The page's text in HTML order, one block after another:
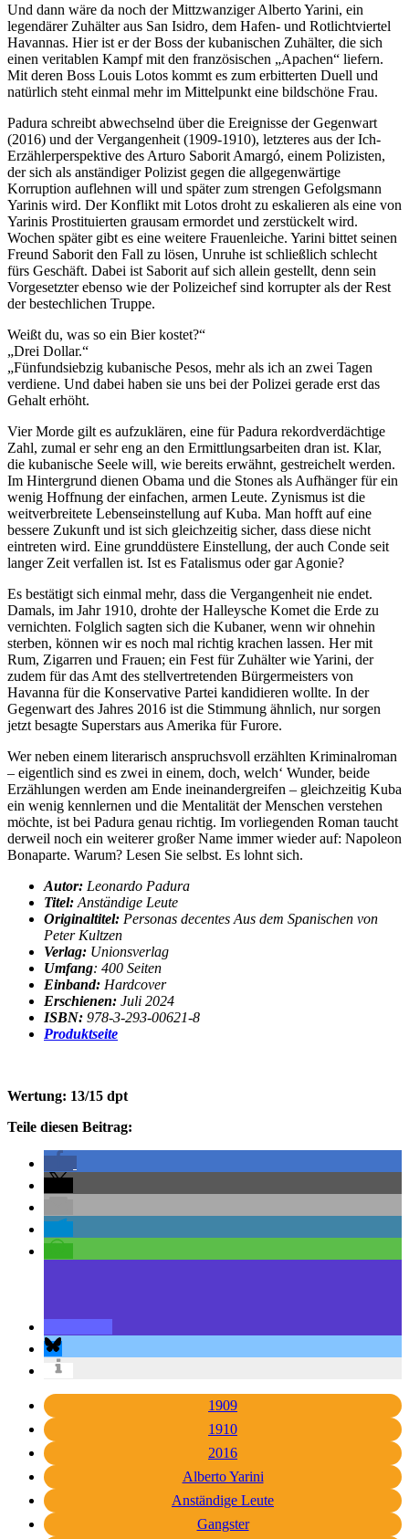
Und dann wäre da noch der Mittzwanziger Alberto Yarini, ein
legendärer Zuhälter aus San Isidro, dem Hafen- und Rotlichtviertel
Havannas. Hier ist er der Boss der kubanischen Zuhälter, die sich
einen veritablen Kampf mit den französischen „Apachen“ liefern.
Mit deren Boss Louis Lotos kommt es zum erbitterten Duell und
natürlich steht einmal mehr im Mittelpunkt eine bildschöne Frau.
Padura schreibt abwechselnd über die Ereignisse der Gegenwart
(2016) und der Vergangenheit (1909-1910), letzteres aus der Ich-
Erzählerperspektive des Arturo Saborit Amargó, einem Polizisten,
der sich als anständiger Polizist gegen die allgegenwärtige
Korruption auflehnen will und später zum strengen Gefolgsmann
Yarinis wird. Der Konflikt mit Lotos droht zu eskalieren als eine von
Yarinis Prostituierten grausam ermordet und zerstückelt wird.
Wochen später gibt es eine weitere Frauenleiche. Yarini bittet seinen
Freund Saborit den Fall zu lösen, Unruhe ist schließlich schlecht
fürs Geschäft. Dabei ist Saborit auf sich allein gestellt, denn sein
Vorgesetzter ebenso wie der Polizeichef sind korrupter als der Rest
der bestechlichen Truppe.
Weißt du, was so ein Bier kostet?“
„Drei Dollar.“
„Fünfundsiebzig kubanische Pesos, mehr als ich an zwei Tagen
verdiene. Und dabei haben sie uns bei der Polizei gerade erst das
Gehalt erhöht.
Vier Morde gilt es aufzuklären, eine für Padura rekordverdächtige
Zahl, zumal er sehr eng an den Ermittlungsarbeiten dran ist. Klar,
die kubanische Seele will, wie bereits erwähnt, gestreichelt werden.
Im Hintergrund dienen Obama und die Stones als Aufhänger für ein
wenig Hoffnung der einfachen, armen Leute. Zynismus ist die
weitverbreitete Lebenseinstellung auf Kuba. Man hofft auf eine
bessere Zukunft und ist sich gleichzeitig sicher, dass diese nicht
eintreten wird. Eine grunddüstere Einstellung, der auch Conde seit
langer Zeit verfallen ist. Ist es Fatalismus oder gar Agonie?
Es bestätigt sich einmal mehr, dass die Vergangenheit nie endet.
Damals, im Jahr 1910, drohte der Halleysche Komet die Erde zu
vernichten. Folglich sagten sich die Kubaner, wenn wir ohnehin
sterben, können wir es noch mal richtig krachen lassen. Her mit
Rum, Zigarren und Frauen; ein Fest für Zuhälter wie Yarini, der
zudem für das Amt des stellvertretenden Bürgermeisters von
Havanna für die Konservative Partei kandidieren wollte. In der
Gegenwart des Jahres 2016 ist die Stimmung ähnlich, nur sorgen
jetzt besagte Superstars aus Amerika für Furore.
Wer neben einem literarisch anspruchsvoll erzählten Kriminalroman
– eigentlich sind es zwei in einem, doch, welch‘ Wunder, beide
Erzählungen werden am Ende ineinandergreifen – gleichzeitig Kuba
ein wenig kennlernen und die Mentalität der Menschen verstehen
möchte, ist bei Padura genau richtig. Im vorliegenden Roman taucht
derweil noch ein weiterer großer Name immer wieder auf: Napoleon
Bonaparte. Warum? Lesen Sie selbst. Es lohnt sich.
Autor: Leonardo Padura
Titel: Anständige Leute
Originaltitel: Personas decentes Aus dem Spanischen von
Peter Kultzen
Verlag: Unionsverlag
Umfang: 400 Seiten
Einband: Hardcover
Erschienen: Juli 2024
ISBN: 978-3-293-00621-8
Produktseite
Wertung: 13/15 dpt
Teile diesen Beitrag:
1909
1910
2016
Alberto Yarini
Anständige Leute
Gangster